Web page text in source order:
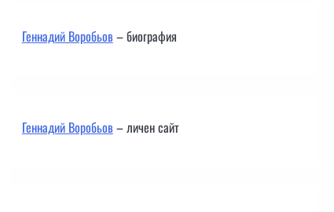
Геннадий Воробьов– биография
Геннадий Воробьов– личен сайт